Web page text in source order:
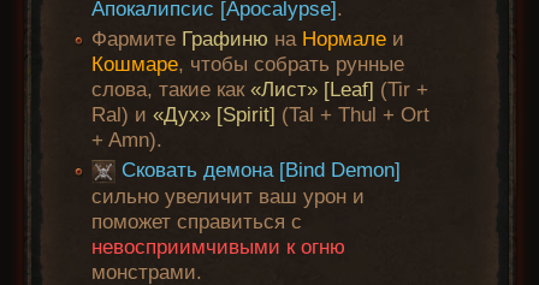
Апокалипсис [Apocalypse] .
Фармите Графиню на Нормале и
Кошмаре, чтобы собрать рунные
слова, такие как«Лист» [Leaf] (Tir +
Ral) и«Дух» [Spirit] (Tal + Thul + Ort
+ Amn).
Сковать демона [Bind Demon]
сильно увеличит ваш урон и
поможет справиться с
невосприимчивыми к огню
монстрами.